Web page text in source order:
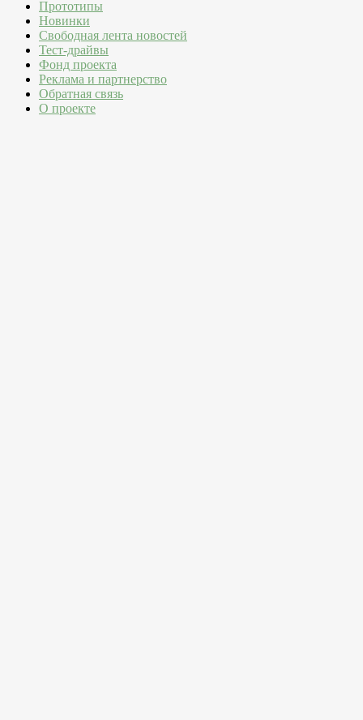
Прототипы
Новинки
Свободная лента новостей
Тест-драйвы
Фонд проекта
Реклама и партнерство
Обратная связь
О проекте